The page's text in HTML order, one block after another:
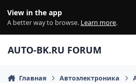
View in the app
A better way to browse. Learn more.
AUTO-BK.RU FORUM
Главная Автоэлектроника